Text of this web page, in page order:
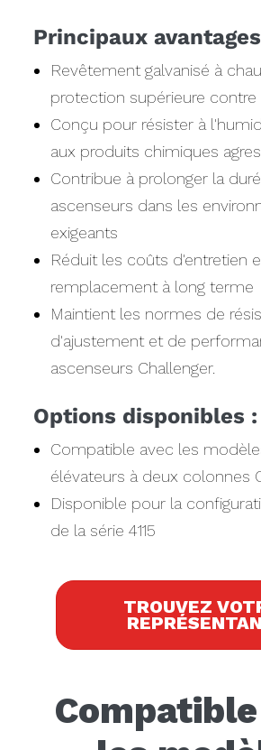
Principaux
Revêtement galvanisé à
protection supérieure contre
Conçu pour résister à
aux produits chimiques
Contribue à prolonger la
ascenseurs dans les
exigeants
Réduit les coûts d'entretien
remplacement à long terme
Maintient les normes de
d'ajustement et de
ascenseurs Challenger.
Options disponibles :
Compatible avec les
élévateurs à deux colonnes
Disponible pour la
de la série 4115
TROUVEZ